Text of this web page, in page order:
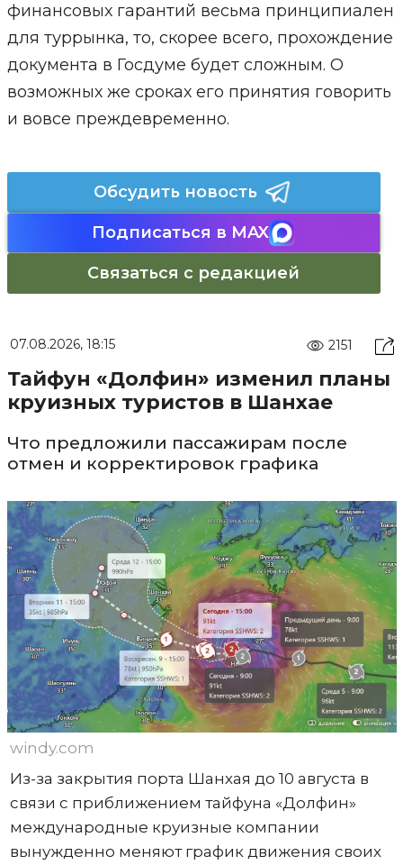
финансовых гарантий весьма принципиален
для туррынка, то, скорее всего, прохождение
документа в Госдуме будет сложным. О
возможных же сроках его принятия говорить
и вовсе преждевременно.
Обсудить новость
Подписаться в MAX
Связаться с редакцией
07.08.2026, 18:15 2151
Тайфун «Долфин» изменил планы
круизных туристов в Шанхае
Что предложили пассажирам после
отмен и корректировок графика
windy.com
Из-за закрытия порта Шанхая до 10 августа в
связи с приближением тайфуна «Долфин»
международные круизные компании
вынужденно меняют график движения своих